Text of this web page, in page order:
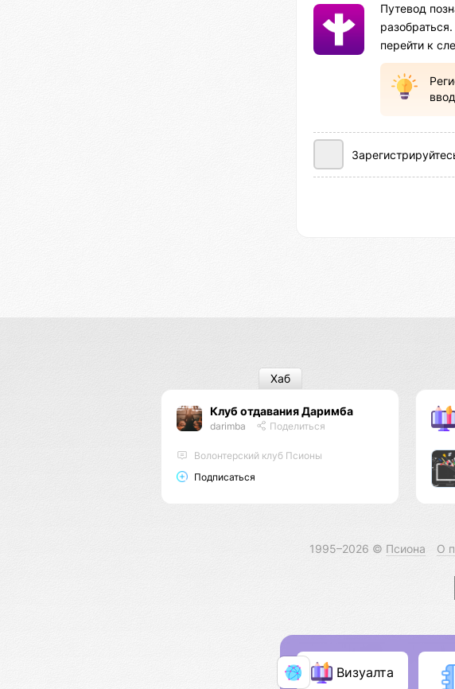
Путевод
перейти к
Клуб отдавания Даримба
darimba Поделиться
Волонтерский клуб Псионы
Подписаться
Хаб
1995–2026 © Псиона О
Визуалта